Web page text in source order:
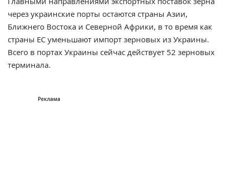
через украинские порты остаются страны Азии,
Ближнего Востока и Северной Африки, в то время как
страны ЕС уменьшают импорт зерновых из Украины.
Всего в портах Украины сейчас действует 52 зерновых
терминала.